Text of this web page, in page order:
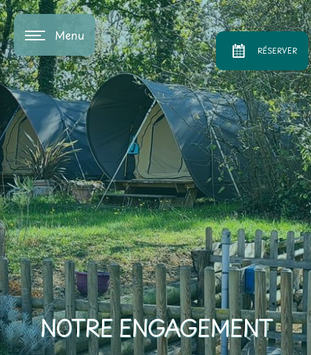
RÉSERVER
Menu
NOTRE ENGAGEMENT
Panneau de gestion des cookies